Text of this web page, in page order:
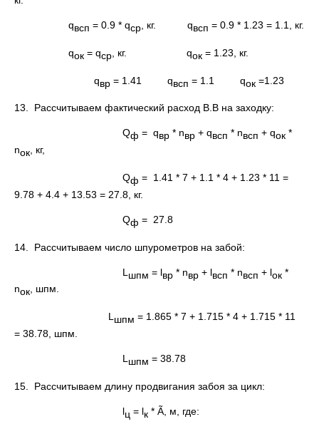
qвсп = 0.9 * qср , кг. qвсп = 0.9 * 1.23 = 1.1, кг.
qок = qср , кг. qок = 1.23, кг.
qвр = 1.41 qвсп = 1.1 qок =1.23
13. Рассчитываем фактический расход В.В на заходку:
Qф = qвр * nвр + qвсп * nвсп + qок *
nок , кг,
Qф = 1.41 * 7 + 1.1 * 4 + 1.23 * 11 =
9.78 + 4.4 + 13.53 = 27.8, кг.
Qф = 27.8
14. Рассчитываем число шпурометров на забой:
L шпм = lвр * nвр + lвсп * nвсп + lок *
nок, шпм.
L шпм = 1.865 * 7 + 1.715 * 4 + 1.715 * 11
= 38.78, шпм.
L шпм = 38.78
15. Рассчитываем длину продвигания забоя за цикл:
lц = lк * Ã, м, где: